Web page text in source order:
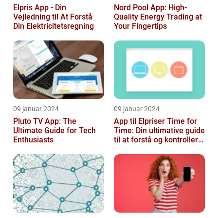
Elpris App - Din
Vejledning til At Forstå
Din Elektricitetsregning
Nord Pool App: High-
Quality Energy Trading at
Your Fingertips
09 januar 2024
Pluto TV App: The
Ultimate Guide for Tech
Enthusiasts
09 januar 2024
App til Elpriser Time for
Time: Din ultimative guide
til at forstå og kontrollere